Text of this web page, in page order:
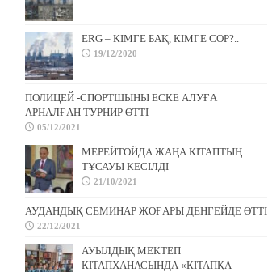
ERG – КІМГЕ БАҚ, КІМГЕ СОР?..
19/12/2020
ПОЛИЦЕЙ -СПОРТШЫНЫ ЕСКЕ АЛУҒА
АРНАЛҒАН ТУРНИР ӨТТІ
05/12/2021
МЕРЕЙТОЙДА ЖАҢА КІТАПТЫҢ
ТҰСАУЫ КЕСІЛДІ
21/10/2021
АУДАНДЫҚ СЕМИНАР ЖОҒАРЫ ДЕҢГЕЙДЕ ӨТТІ
22/12/2021
АУЫЛДЫҚ МЕКТЕП
КІТАПХАНАСЫНДА «КІТАПҚА —